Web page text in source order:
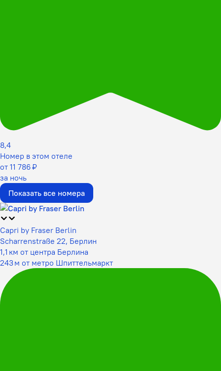
8,4
Номер в этом отеле
от 11 786 ₽
за ночь
Показать все номера
Capri by Fraser Berlin
Scharrenstraße 22, Берлин
1,1 км от центра Берлина
243 м от метро Шпиттельмаркт